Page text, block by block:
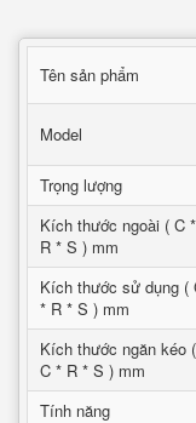
Tên sản phẩm
Model
Trọng lượng
Kích thước ngoài ( C *
R * S ) mm
Kích thước sử dụng (
* R * S ) mm
Kích thước ngăn kéo (
C * R * S ) mm
Tính năng